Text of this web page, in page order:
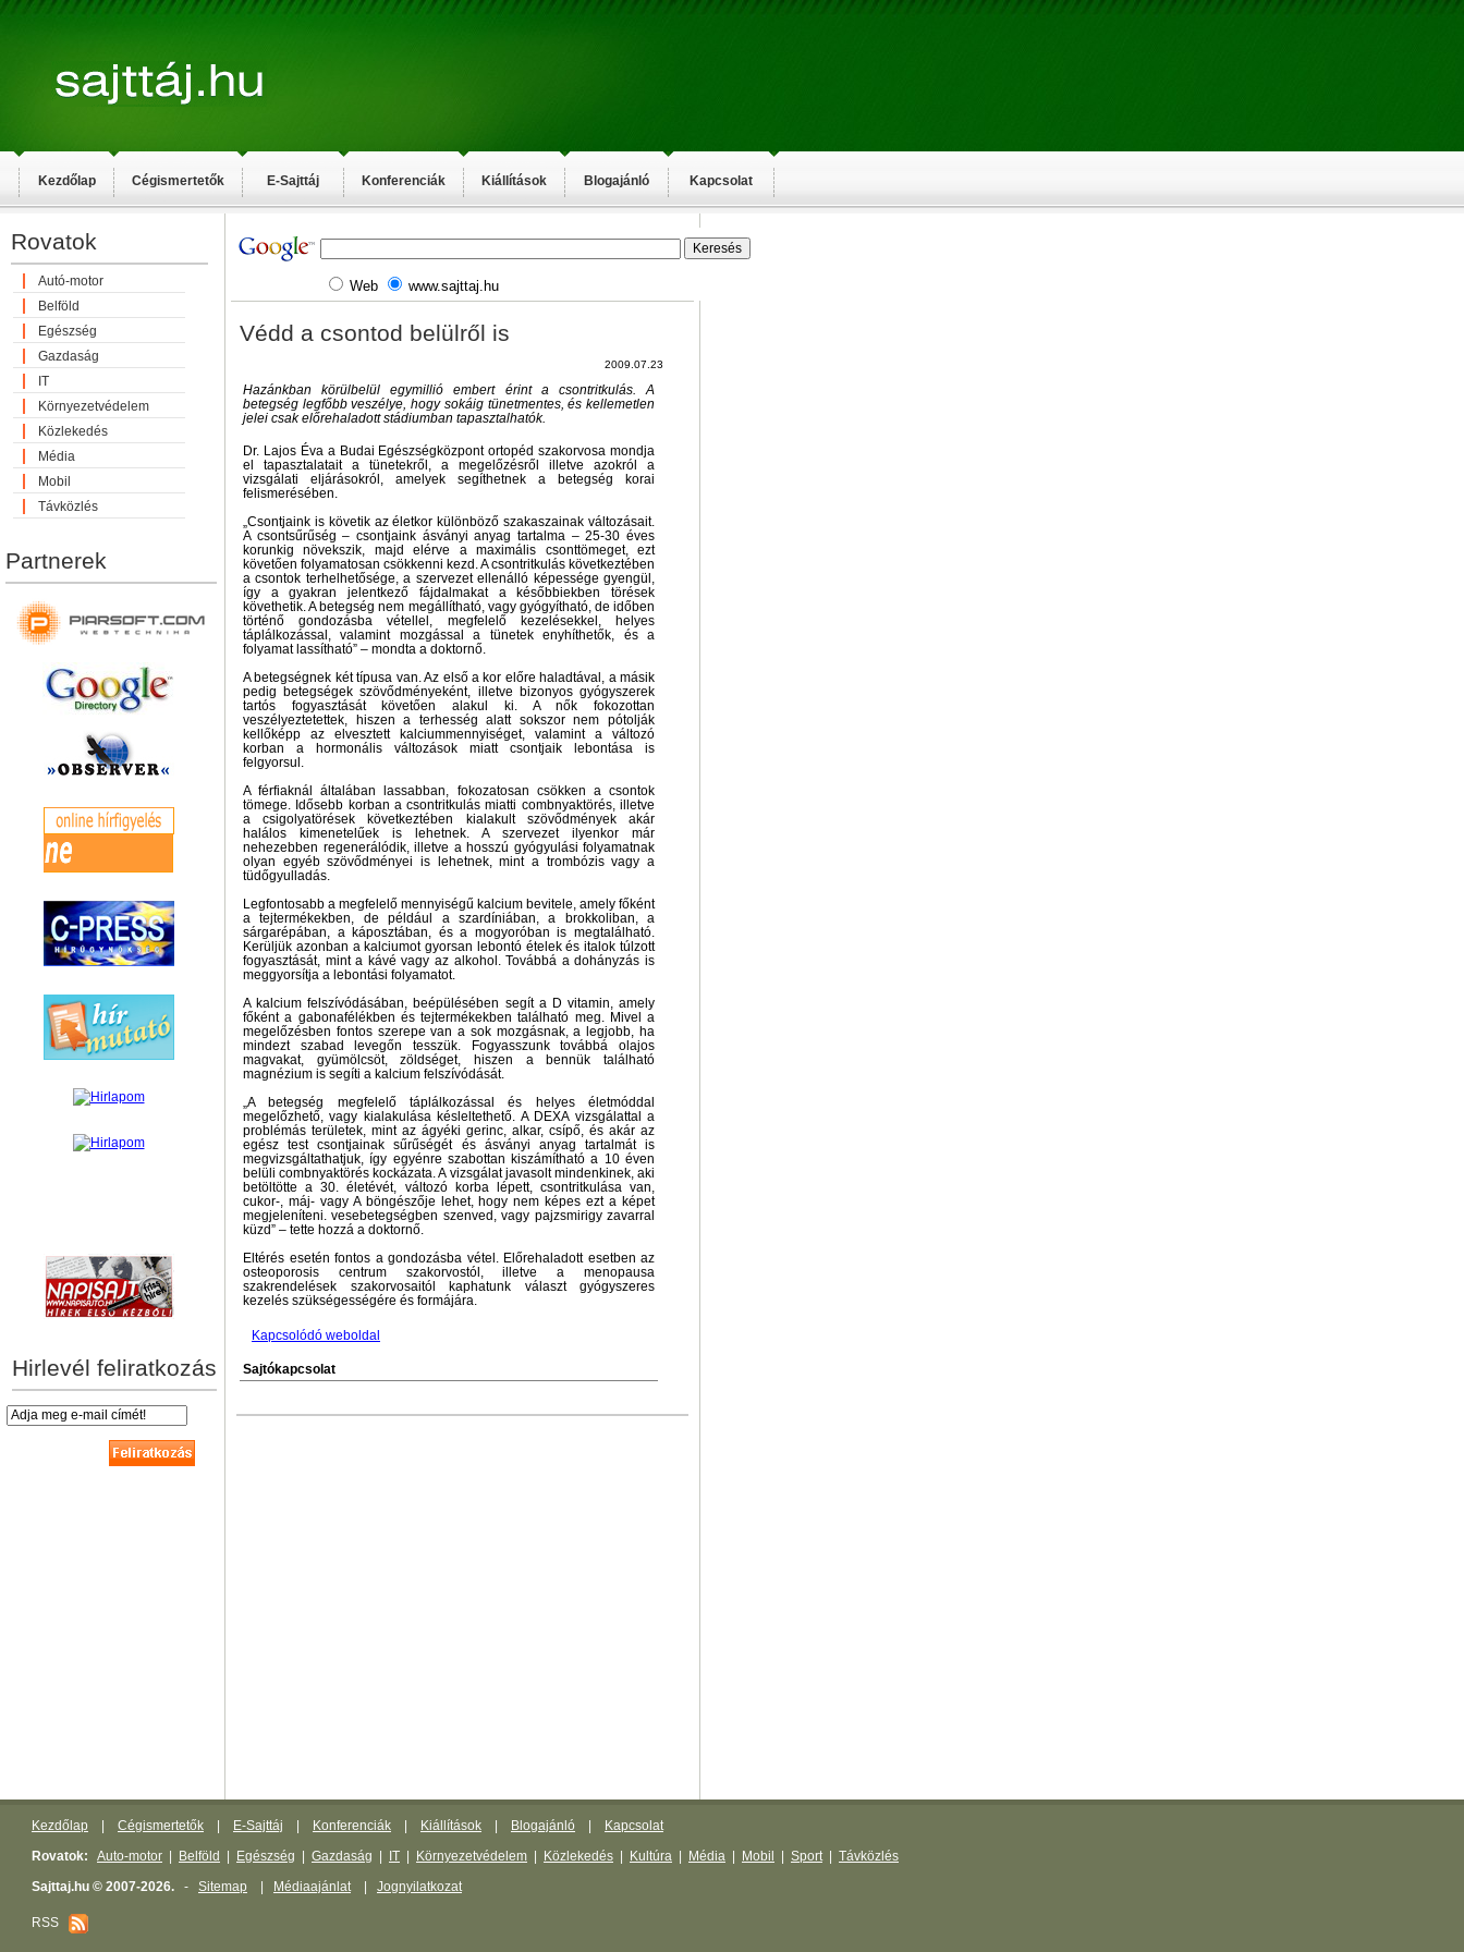
Kezdőlap Cégismertetők E-Sajttáj Konferenciák Kiállítások Blogajánló Kapcsolat
Rovatok
Autó-motor
Belföld
Egészség
Gazdaság
IT
Környezetvédelem
Közlekedés
Média
Mobil
Távközlés
Partnerek
Hirlevél feliratkozás
Web www.sajttaj.hu
Védd a csontod belülről is
2009.07.23
Hazánkban körülbelül egymillió embert érint a csontritkulás. A
betegség legfőbb veszélye, hogy sokáig tünetmentes, és kellemetlen
jelei csak előrehaladott stádiumban tapasztalhatók.
Dr. Lajos Éva a Budai Egészségközpont ortopéd szakorvosa mondja
el tapasztalatait a tünetekről, a megelőzésről illetve azokról a
vizsgálati eljárásokról, amelyek segíthetnek a betegség korai
felismerésében.
„Csontjaink is követik az életkor különböző szakaszainak változásait.
A csontsűrűség – csontjaink ásványi anyag tartalma – 25-30 éves
korunkig növekszik, majd elérve a maximális csonttömeget, ezt
követően folyamatosan csökkenni kezd. A csontritkulás következtében
a csontok terhelhetősége, a szervezet ellenálló képessége gyengül,
így a gyakran jelentkező fájdalmakat a későbbiekben törések
követhetik. A betegség nem megállítható, vagy gyógyítható, de időben
történő gondozásba vétellel, megfelelő kezelésekkel, helyes
táplálkozással, valamint mozgással a tünetek enyhíthetők, és a
folyamat lassítható” – mondta a doktornő.
A betegségnek két típusa van. Az első a kor előre haladtával, a másik
pedig betegségek szövődményeként, illetve bizonyos gyógyszerek
tartós fogyasztását követően alakul ki. A nők fokozottan
veszélyeztetettek, hiszen a terhesség alatt sokszor nem pótolják
kellőképp az elvesztett kalciummennyiséget, valamint a változó
korban a hormonális változások miatt csontjaik lebontása is
felgyorsul.
A férfiaknál általában lassabban, fokozatosan csökken a csontok
tömege. Idősebb korban a csontritkulás miatti combnyaktörés, illetve
a csigolyatörések következtében kialakult szövődmények akár
halálos kimenetelűek is lehetnek. A szervezet ilyenkor már
nehezebben regenerálódik, illetve a hosszú gyógyulási folyamatnak
olyan egyéb szövődményei is lehetnek, mint a trombózis vagy a
tüdőgyulladás.
Legfontosabb a megfelelő mennyiségű kalcium bevitele, amely főként
a tejtermékekben, de például a szardíniában, a brokkoliban, a
sárgarépában, a káposztában, és a mogyoróban is megtalálható.
Kerüljük azonban a kalciumot gyorsan lebontó ételek és italok túlzott
fogyasztását, mint a kávé vagy az alkohol. Továbbá a dohányzás is
meggyorsítja a lebontási folyamatot.
A kalcium felszívódásában, beépülésében segít a D vitamin, amely
főként a gabonafélékben és tejtermékekben található meg. Mivel a
megelőzésben fontos szerepe van a sok mozgásnak, a legjobb, ha
mindezt szabad levegőn tesszük. Fogyasszunk továbbá olajos
magvakat, gyümölcsöt, zöldséget, hiszen a bennük található
magnézium is segíti a kalcium felszívódását.
„A betegség megfelelő táplálkozással és helyes életmóddal
megelőzhető, vagy kialakulása késleltethető. A DEXA vizsgálattal a
problémás területek, mint az ágyéki gerinc, alkar, csípő, és akár az
egész test csontjainak sűrűségét és ásványi anyag tartalmát is
megvizsgáltathatjuk, így egyénre szabottan kiszámítható a 10 éven
belüli combnyaktörés kockázata. A vizsgálat javasolt mindenkinek, aki
betöltötte a 30. életévét, változó korba lépett, csontritkulása van,
cukor-, máj- vagy A böngészője lehet, hogy nem képes ezt a képet
megjeleníteni. vesebetegségben szenved, vagy pajzsmirigy zavarral
küzd” – tette hozzá a doktornő.
Eltérés esetén fontos a gondozásba vétel. Előrehaladott esetben az
osteoporosis centrum szakorvostól, illetve a menopausa
szakrendelések szakorvosaitól kaphatunk választ gyógyszeres
kezelés szükségességére és formájára.
Kapcsolódó weboldal
Sajtókapcsolat
Kezdőlap Cégismertetők E-Sajttáj Konferenciák Kiállítások Blogajánló
Kapcsolat
Rovatok:
Auto-motor Belföld Egészség Gazdaság IT Környezetvédelem Közlekedés Kultúra Média Mobil Sport| Távközlés
Sajttaj.hu © 2007-2026. - Sitemap Médiaajánlat| Jognyilatkozat
RSS